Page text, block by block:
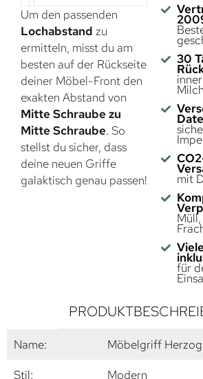
Um den passenden
Lochabstand zu
ermitteln, misst du am
besten auf der Rückseite
deiner Möbel-Front den
exakten Abstand von
Mitte Schraube zu
Mitte Schraube. So
stellst du sicher, dass
deine neuen Griffe
galaktisch genau passen!
30
mit
für
Name:
Möbelgriff
Stil:
Modern